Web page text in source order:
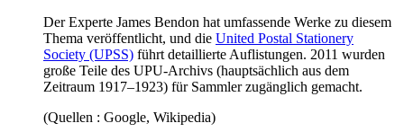
Der Experte James Bendon hat umfassende Werke zu diesem
Thema veröffentlicht, und die United Postal Stationery
Society (UPSS) führt detaillierte Auflistungen. 2011 wurden
große Teile des UPU-Archivs (hauptsächlich aus dem
Zeitraum 1917–1923) für Sammler zugänglich gemacht.
(Quellen : Google, Wikipedia)